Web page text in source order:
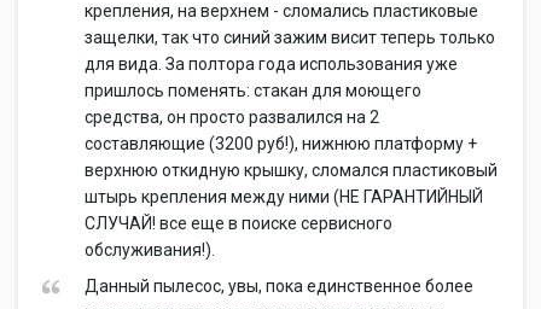
крепления, на верхнем - сломались пластиковые
защелки, так что синий зажим висит теперь только
для вида. За полтора года использования уже
пришлось поменять: стакан для моющего
средства, он просто развалился на 2
составляющие (3200 руб!), нижнюю платформу +
верхнюю откидную крышку, сломался пластиковый
штырь крепления между ними (НЕ ГАРАНТИЙНЫЙ
СЛУЧАЙ! все еще в поиске сервисного
обслуживания!).
Данный пылесос, увы, пока единственное более